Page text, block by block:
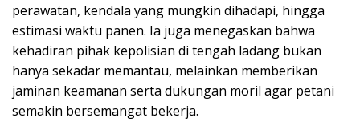
perawatan, kendala yang mungkin dihadapi, hingga
estimasi waktu panen. Ia juga menegaskan bahwa
kehadiran pihak kepolisian di tengah ladang bukan
hanya sekadar memantau, melainkan memberikan
jaminan keamanan serta dukungan moril agar petani
semakin bersemangat bekerja.